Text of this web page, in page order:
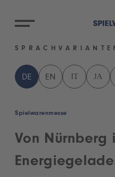
DE EN IT JA
Spielwarenmesse
Von Nürnberg